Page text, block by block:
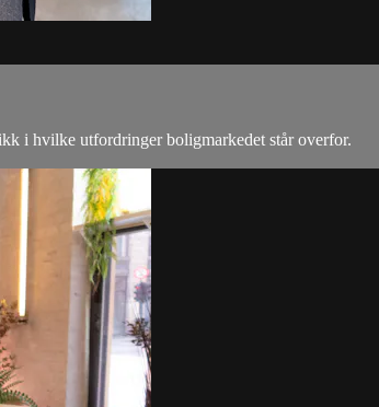
i hvilke utfordringer boligmarkedet står overfor.